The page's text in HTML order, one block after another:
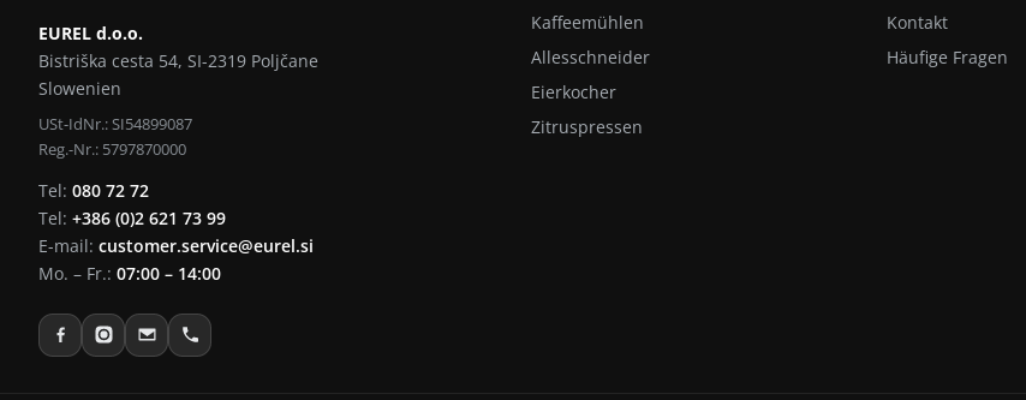
EUREL d.o.o.
Bistriška cesta 54, SI-2319 Poljčane
Slowenien
USt-IdNr.: SI54899087
Reg.-Nr.: 5797870000
Tel: 080 72 72
Tel: +386 (0)2 621 73 99
E-mail: customer.service@eurel.si
Mo. – Fr.: 07:00 – 14:00
Kaffeemühlen
Allesschneider
Eierkocher
Zitruspressen
Kontakt
Häufige Fragen